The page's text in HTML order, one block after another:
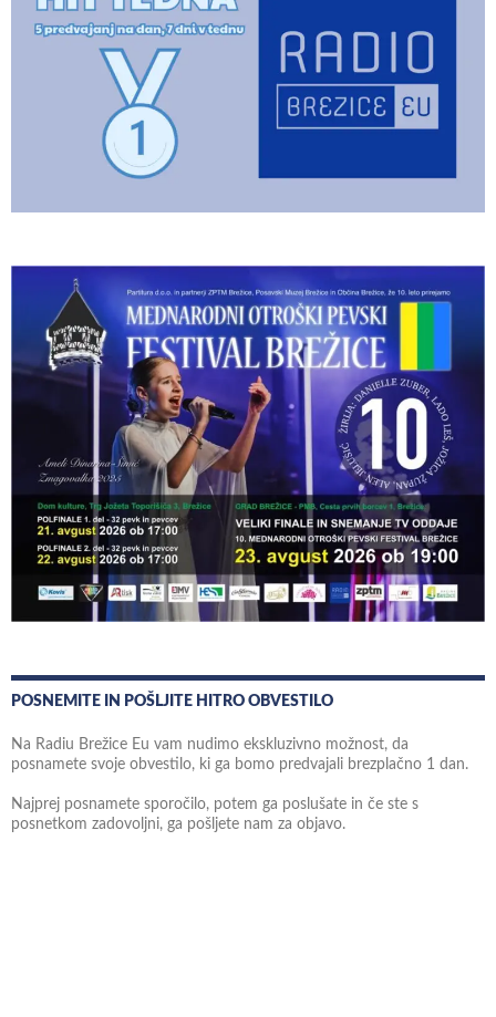
POSNEMITE IN POŠLJITE HITRO OBVESTILO
Na Radiu Brežice Eu vam nudimo ekskluzivno možnost, da
posnamete svoje obvestilo, ki ga bomo predvajali brezplačno 1 dan.
Najprej posnamete sporočilo, potem ga poslušate in če ste s
posnetkom zadovoljni, ga pošljete nam za objavo.